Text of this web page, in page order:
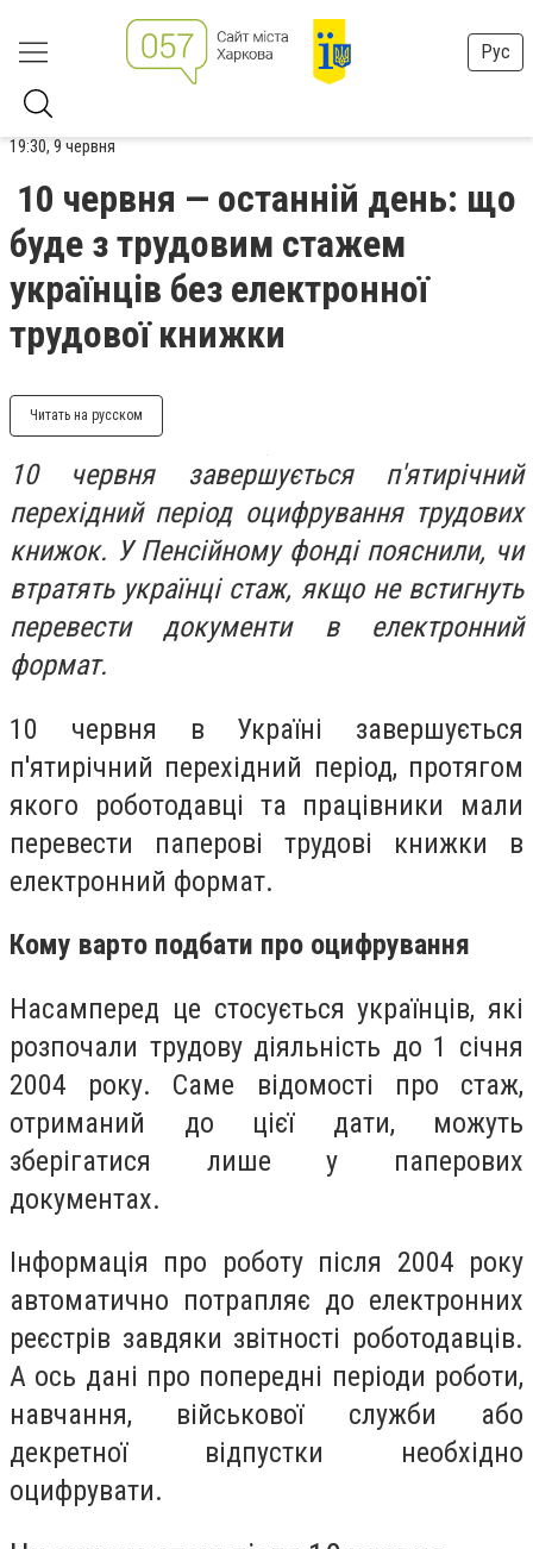
Рус
19:30, 9 червня
10 червня — останній день: що
буде з трудовим стажем
українців без електронної
трудової книжки
Читать на русском
10 червня завершується п'ятирічний
перехідний період оцифрування трудових
книжок. У Пенсійному фонді пояснили, чи
втратять українці стаж, якщо не встигнуть
перевести документи в електронний
формат.
10 червня в Україні завершується
п'ятирічний перехідний період, протягом
якого роботодавці та працівники мали
перевести паперові трудові книжки в
електронний формат.
Кому варто подбати про оцифрування
Насамперед це стосується українців, які
розпочали трудову діяльність до 1 січня
2004 року. Саме відомості про стаж,
отриманий до цієї дати, можуть
зберігатися лише у паперових
документах.
Інформація про роботу після 2004 року
автоматично потрапляє до електронних
реєстрів завдяки звітності роботодавців.
А ось дані про попередні періоди роботи,
навчання, військової служби або
декретної відпустки необхідно
оцифрувати.